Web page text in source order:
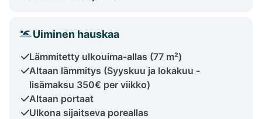
Uiminen hauskaa
Lämmitetty ulkouima-allas (77 m²)
Altaan lämmitys (Syyskuu ja lokakuu -
lisämaksu 350€ per viikko)
Altaan portaat
Ulkona sijaitseva poreallas